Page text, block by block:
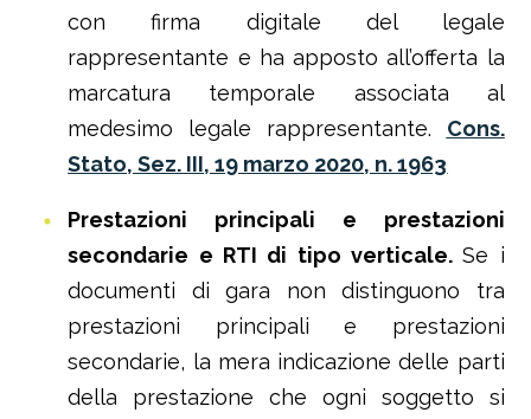
con firma digitale del legale
rappresentante e ha apposto all’offerta la
marcatura temporale associata al
medesimo legale rappresentante. Cons.
Stato, Sez. III, 19 marzo 2020, n. 1963
Prestazioni principali e prestazioni
secondarie e RTI di tipo verticale.Se i
documenti di gara non distinguono tra
prestazioni principali e prestazioni
secondarie, la mera indicazione delle parti
della prestazione che ogni soggetto si